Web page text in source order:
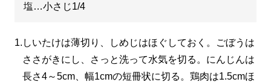
塩…小さじ1/4
1. しいたけは薄切り、しめじはほぐしておく。ごぼうは
ささがきにし、さっと洗って水気を切る。にんじんは
長さ4～5cm、幅1cmの短冊状に切る。鶏肉は1.5cmほ